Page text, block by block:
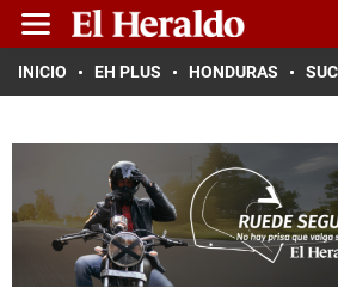
INICIO EH PLUS HONDURAS